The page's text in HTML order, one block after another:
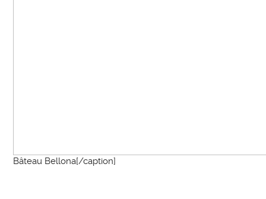
Bâteau Bellona[/caption]